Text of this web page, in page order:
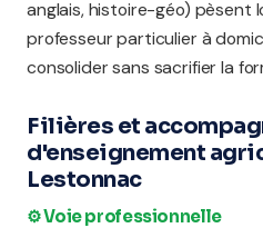
anglais, histoire-géo) pèsent
professeur particulier à
consolider sans sacrifier la
Filières et
d'enseignement
Lestonnac
⚙️ Voie professionnelle